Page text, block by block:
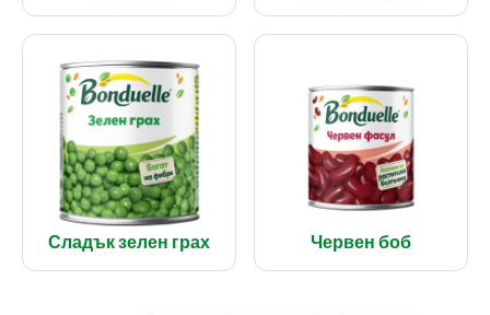
Сладък зелен грах Червен боб